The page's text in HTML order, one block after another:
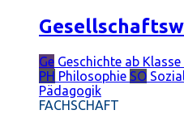
Ge Geschichte ab Klasse
PH Philosophie SO
Pädagogik
FACHSCHAFT